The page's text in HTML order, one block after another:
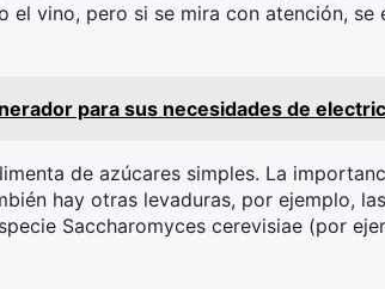
el vino, pero si se mira con atención,
para sus necesidades de
de azúcares simples. La
hay otras levaduras, por ejemplo,
Saccharomyces cerevisiae (por